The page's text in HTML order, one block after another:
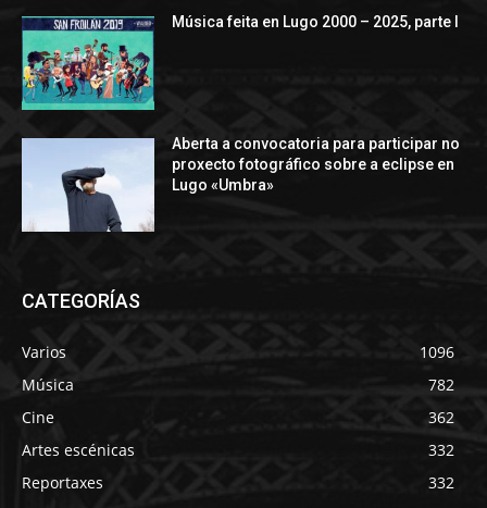
Música feita en Lugo 2000 – 2025, parte I
Aberta a convocatoria para participar no
proxecto fotográfico sobre a eclipse en
Lugo «Umbra»
CATEGORÍAS
Varios
1096
Música
782
Cine
362
Artes escénicas
332
Reportaxes
332